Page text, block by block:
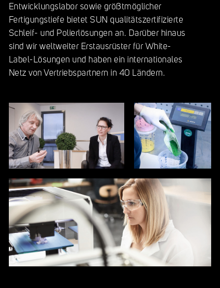
Entwicklungslabor sowie größtmöglicher
Fertigungstiefe bietet SUN qualitätszertifizierte
Schleif- und Polierlösungen an. Darüber hinaus
sind wir weltweiter Erstausrüster für White-
Label-Lösungen und haben ein internationales
Netz von Vertriebspartnern in 40 Ländern.